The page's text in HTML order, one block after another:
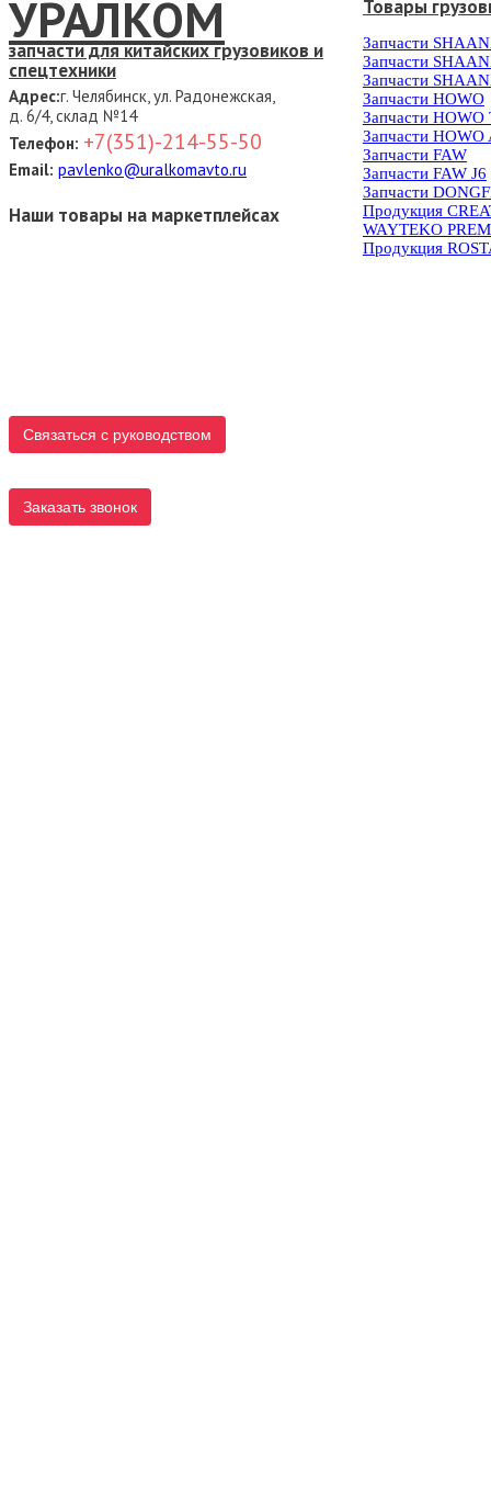
УРАЛКОМ
запчасти для китайских грузовиков и
спецтехники
Адрес:г. Челябинск, ул. Радонежская,
д. 6/4, склад №14
Телефон: +7(351)-214-55-50
Email: pavlenko@uralkomavto.ru
Наши товары на маркетплейсах
Связаться с руководством
Заказать звонок
Товары
Запчасти
Запчасти
Запчасти
Запчасти HOWO
Запчасти HOWO
Запчасти HOWO
Запчасти FAW
Запчасти FAW J6
Запчасти
Продукция
WAYTEKO
Продукция